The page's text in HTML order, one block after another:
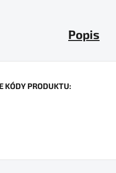
Popis
KÓDY PRODUKTU: